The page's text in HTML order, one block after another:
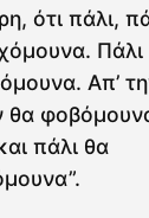
ότι πάλι,
Πάλι
Απ’
θα
πάλι θα